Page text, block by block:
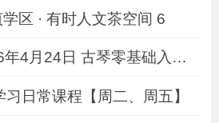
区 · 有时人文茶空间 6
报名咯~丨2026年4月24日 古琴零基础入门新
日常课程【周二、周五】